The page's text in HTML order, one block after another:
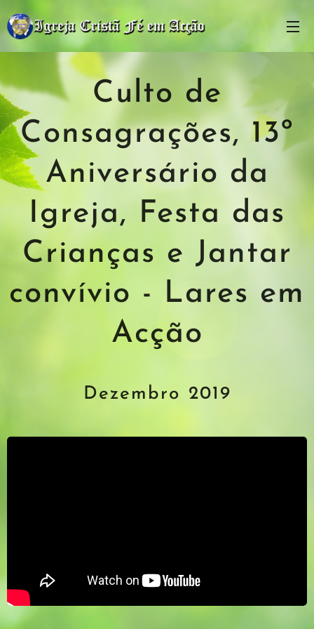
Culto de
Consagrações, 13º
Aniversário da
Igreja, Festa das
Crianças e Jantar
convívio - Lares em
Acção
Dezembro 2019